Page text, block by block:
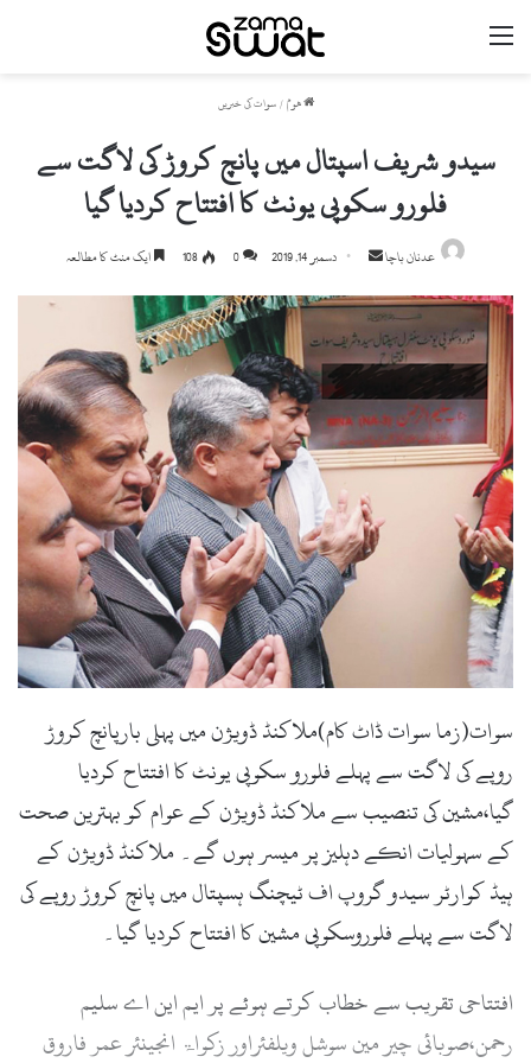
ھوم / سوات کی خبریں
سیدو شریف اسپتال میں پانچ کروڑ کی لاگت سے
فلورو سکوپی یونٹ کا افتتاح کردیا گیا
عدنان باچا
n
d
a
n
e
m
i
l
دسمبر 14, 2019 0
108 ایک منٹ کا مطالعہ
سوات(زما سوات ڈاٹ کام)ملاکنڈ ڈویژن میں پہلی بارپانچ کروڑ
روپے کی لاگت سے پہلے فلورو سکوپی یونٹ کا افتتاح کردیا
گیا،مشین کی تنصیب سے ملاکنڈ ڈویژن کے عوام کو بہترین صحت
کے سہولیات انکے دہلیز پر میسر ہوں گے۔ ملاکنڈ ڈویژن کے
ہیڈ کوارٹر سیدو گروپ اف ٹیچنگ ہسپتال میں پانچ کروڑ روپے کی
لاگت سے پہلے فلوروسکوپی مشین کا افتتاح کردیا گیا۔
افتتاحی تقریب سے خطاب کرتے ہوئے پر ایم این اے سلیم
رحمن،صوبائی چیر مین سوشل ویلفئراور زکواۃ انجینئر عمر فاروق